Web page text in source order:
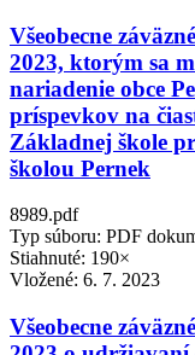
Všeobecne
2023, ktorým sa
nariadenie obce
príspevkov na
Základnej škole
školou Pernek
8989.pdf
Typ súboru: PDF
Stiahnuté: 190×
Vložené: 6. 7. 2023
Všeobecne